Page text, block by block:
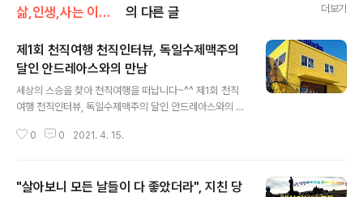
삶,인생,사는 이야기 의 다른 글 더보기
제1회 천직여행 천직인터뷰, 독일수제맥주의
달인 안드레아스와의 만남
세상의 스승을 찾아 천직여행을 떠납니다~^^ 제1회 천직
여행 천직인터뷰, 독일수제맥주의 달인 안드레아스와의 만
슴이 두근거리고 설레는 날이었습니다. 저는 청년들이 천
음에는 변함이 없지만 천직을 찾으려는 노력만큼은 분명
0 0 2021. 4. 15.
"살아보니 모든 날들이 다 좋았더라", 지친 당